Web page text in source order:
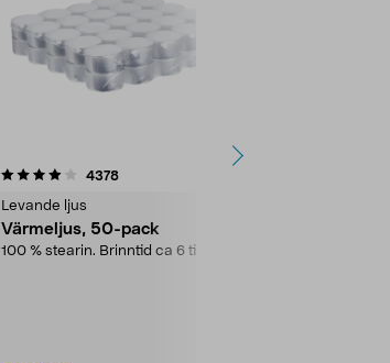
4378recensioner
Levande ljus
Värmeljus, 50-pack
100 % stearin. Brinntid ca 6 tim.
4.5av 5 stjärnor